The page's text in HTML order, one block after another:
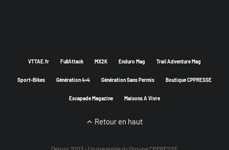
VTTAE.fr FullAttack MX2K Enduro Mag Trail Adventure Mag
Sport-Bikes Génération 4×4 Génération Sans Permis Boutique CPPRESSE
Escapade Magazine Maisons A Vivre
Retour en haut
Depuis 2003 - Un magazine du Groupe CPPRESSE